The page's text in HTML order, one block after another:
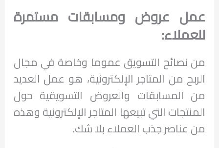
عمل عروض ومسابقات مستمرة
للعملاء:
من نصائح التسويق عموما وخاصة في مجال
الربح من المتاجر الإلكترونية، هو عمل العديد
من المسابقات والعروض التسويقية حول
المنتجات التي تبيعها المتاجر الإلكترونية وهذه
من عناصر جذب العملاء بلا شك.